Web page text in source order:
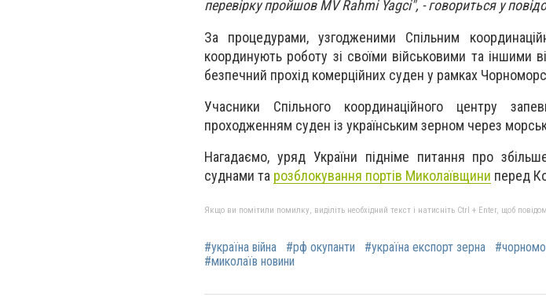
перевірку пройшов MV Rahmi Yagci", - говориться у
За процедурами, узгодженими Спільним
координують роботу зі своїми військовими та іншими
безпечний прохід комерційних суден у рамках
Учасники Спільного координаційного центру
проходженням суден із українським зерном через
Нагадаємо, уряд України підніме питання про
суднами та розблокування портів Миколаївщини перед
Якщо ви помітили помилку, виділіть необхідний текст і натисніть Ctrl + Enter, щоб
#україна війна #рф окупанти #україна експорт зерна
#миколаїв новини